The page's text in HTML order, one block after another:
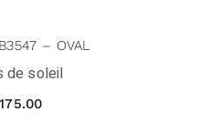
– OVAL
de soleil
175.00